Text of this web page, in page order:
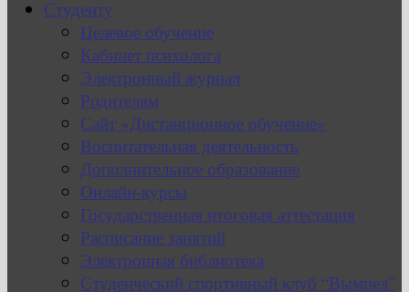
Студенту
Целевое обучение
Кабинет психолога
Электронный журнал
Родителям
Сайт «Дистанционное обучение»
Воспитательная деятельность
Дополнительное образование
Онлайн-курсы
Государственная итоговая аттестация
Расписание занятий
Электронная библиотека
Студенческий спортивный клуб “Вымпел”